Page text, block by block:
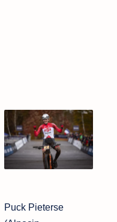
Puck Pieterse